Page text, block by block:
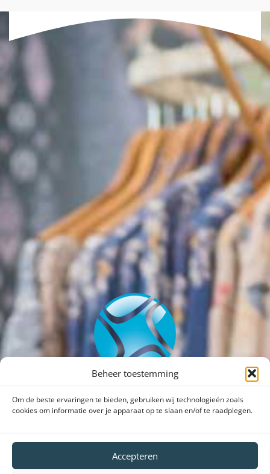
Beheer toestemming
Om de beste ervaringen te bieden, gebruiken wij technologieën zoals
cookies om informatie over je apparaat op te slaan en/of te raadplegen.
Accepteren
Dank voor uw bezoek aan onze website.